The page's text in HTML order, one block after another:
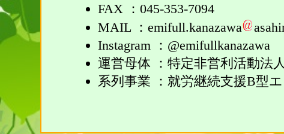
FAX ：045-353-7094
MAIL ：emifull.kanazawa
Instagram ：@emifullkanazawa
運営母体 ：特定非営利活動法
系列事業 ：就労継続支援B型